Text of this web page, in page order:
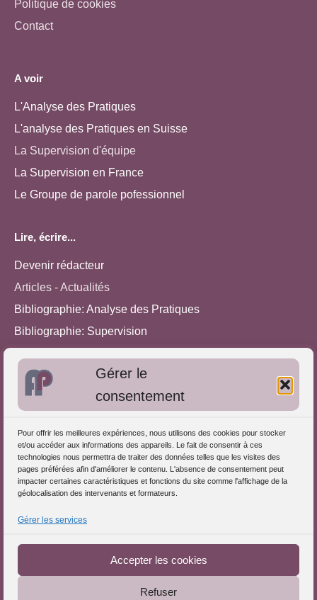
Gérer le
consentement
Pour offrir les meilleures expériences, nous utilisons des cookies pour stocker
et/ou accéder aux informations des appareils. Le fait de consentir à ces
technologies nous permettra de traiter des données telles que les visites des
pages préférées afin d'améliorer le contenu. L'absence de consentement peut
impacter certaines caractéristiques et fonctions du site comme l'affichage de la
géolocalisation des intervenants et formateurs.
Gérer les services
Accepter les cookies
Refuser
Politique de cookies
Contact
A voir
L'Analyse des Pratiques
L'analyse des Pratiques en Suisse
La Supervision d'équipe
La Supervision en France
Le Groupe de parole pofessionnel
Lire, écrire...
Devenir rédacteur
Articles - Actualités
Bibliographie: Analyse des Pratiques
Bibliographie: Supervision
Approches de l'Analyse des pratiques
S'inscrire dans l'Annuaire
Publiez vos formations
Charte déontologique
Téléchargez le Guide